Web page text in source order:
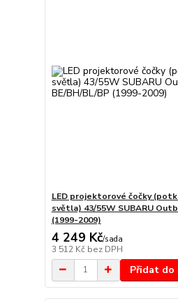
LED projektorové čočky
světla) 43/55W SUBARU
(1999-2009)
4 249 Kč/sada
3 512 Kč bez DPH
Přidat do